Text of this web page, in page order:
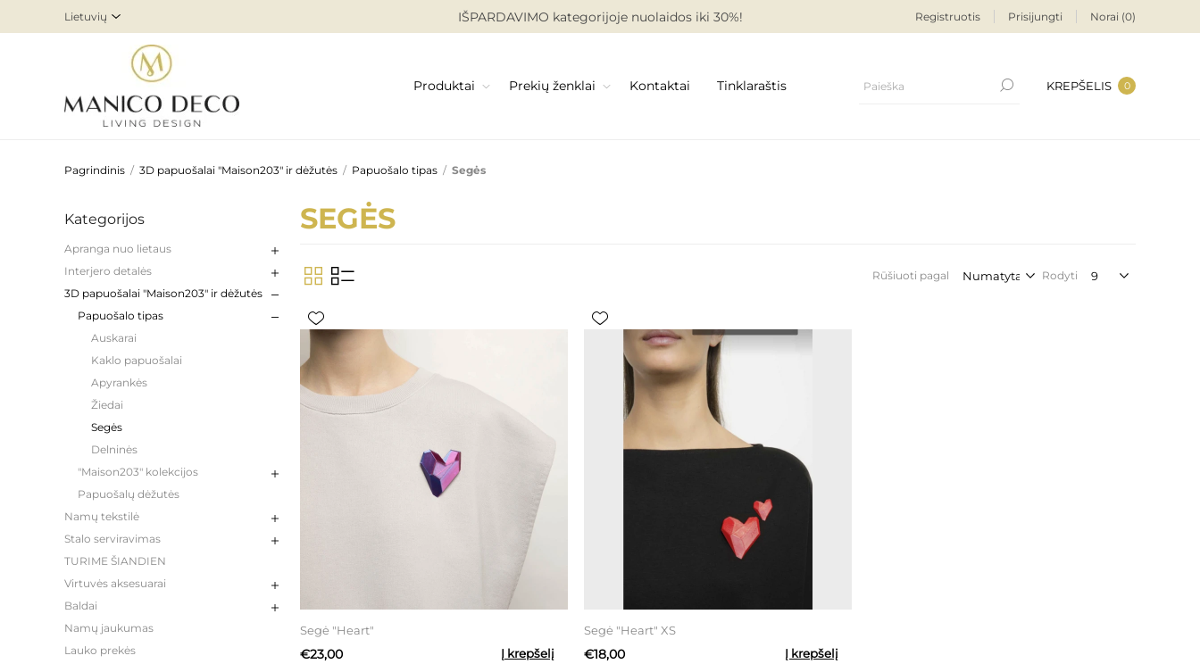
IŠPARDAVIMO kategorijoje nuolaidos iki 30%! Registruotis Prisijungti Norai (0)
Produktai Prekių ženklai Kontaktai Tinklaraštis KREPŠELIS 0
Pagrindinis / 3D papuošalai "Maison203" ir dėžutės / Papuošalo tipas / Segės
Kategorijos
Apranga nuo lietaus
Interjero detalės
3D papuošalai "Maison203" ir dėžutės
Papuošalo tipas
Auskarai
Kaklo papuošalai
Apyrankės
Žiedai
Segės
Delninės
"Maison203" kolekcijos
Papuošalų dėžutės
Namų tekstilė
Stalo serviravimas
TURIME ŠIANDIEN
Virtuvės aksesuarai
Baldai
Namų jaukumas
Lauko prekės
SEGĖS
Rūšiuoti pagal Rodyti
Segė "Heart"
€23,00 Į krepšelį
Segė "Heart" XS
€18,00 Į krepšelį